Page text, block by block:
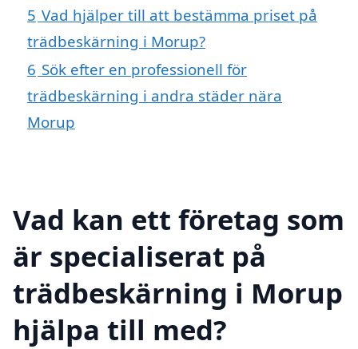
5 Vad hjälper till att bestämma priset på
trädbeskärning i Morup?
6 Sök efter en professionell för
trädbeskärning i andra städer nära
Morup
Vad kan ett företag som
är specialiserat på
trädbeskärning i Morup
hjälpa till med?